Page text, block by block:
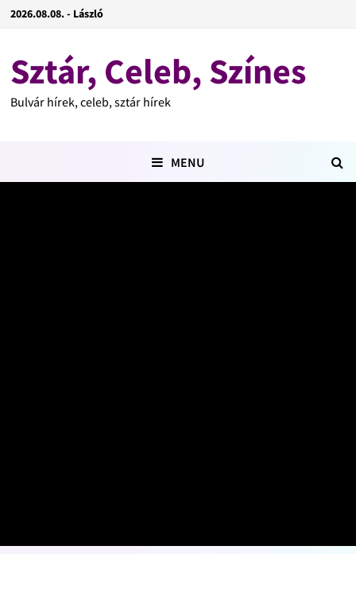
2026.08.08. - László
Sztár, Celeb, Színes
Bulvár hírek, celeb, sztár hírek
MENU